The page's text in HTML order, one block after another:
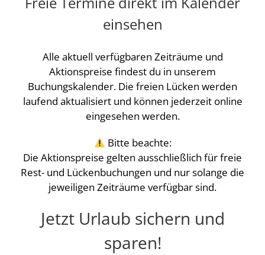
einsehen
Alle aktuell verfügbaren Zeiträume und
Aktionspreise findest du in unserem
Buchungskalender. Die freien Lücken werden
laufend aktualisiert und können jederzeit online
eingesehen werden.
Bitte beachte:
Die Aktionspreise gelten ausschließlich für freie
Rest- und Lückenbuchungen und nur solange die
jeweiligen Zeiträume verfügbar sind.
Jetzt Urlaub sichern und
sparen!